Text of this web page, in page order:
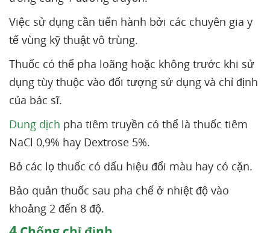
Việc sử dụng cần tiến hành bởi các chuyên gia y
tế vùng kỹ thuật vô trùng.
Thuốc có thể pha loãng hoặc không trước khi sử
dụng tùy thuộc vào đối tượng sử dụng và chỉ định
của bác sĩ.
Dung dịch pha tiêm truyền có thể là thuốc tiêm
NaCl 0,9% hay Dextrose 5%.
Bỏ các lọ thuốc có dấu hiệu đổi màu hay có cặn.
Bảo quản thuốc sau pha chế ở nhiệt độ vào
khoảng 2 đến 8 độ.